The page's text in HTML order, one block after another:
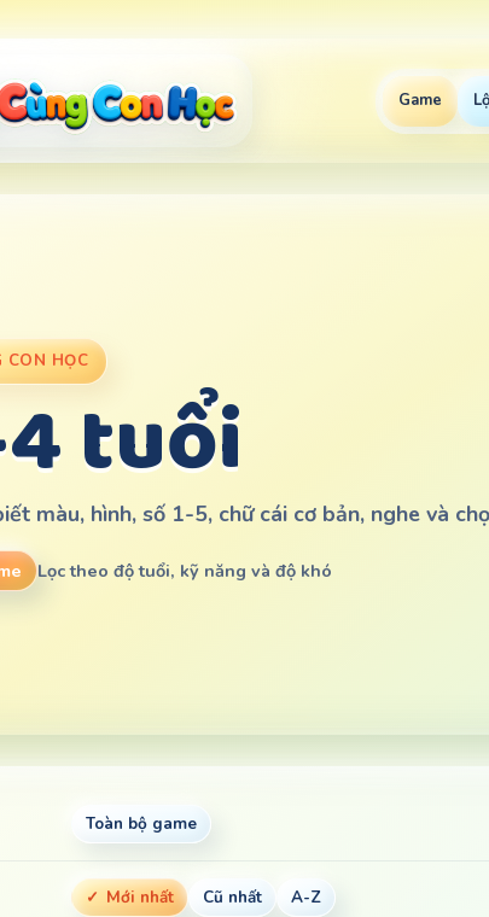
Game
CON HỌC
tuổi
màu, hình, số 1-5, chữ cái cơ bản, nghe và
Lọc theo độ tuổi, kỹ năng và độ khó
Toàn bộ game
Mới nhất Cũ nhất A-Z